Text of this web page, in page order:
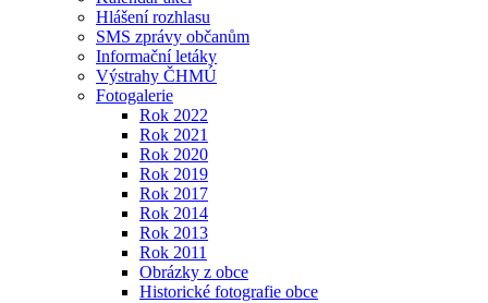
Hlášení rozhlasu
SMS zprávy občanům
Informační letáky
Výstrahy ČHMÚ
Fotogalerie
Rok 2022
Rok 2021
Rok 2020
Rok 2019
Rok 2017
Rok 2014
Rok 2013
Rok 2011
Obrázky z obce
Historické fotografie obce